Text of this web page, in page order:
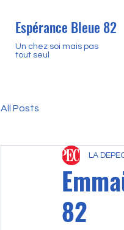
Espérance Bleue 82
Un chez soi mais pas
tout seul
All Posts
82
LA